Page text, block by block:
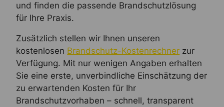
und finden die passende Brandschutzlösung
für Ihre Praxis.
Zusätzlich stellen wir Ihnen unseren
kostenlosen Brandschutz-Kostenrechner zur
Verfügung. Mit nur wenigen Angaben erhalten
Sie eine erste, unverbindliche Einschätzung der
zu erwartenden Kosten für Ihr
Brandschutzvorhaben – schnell, transparent